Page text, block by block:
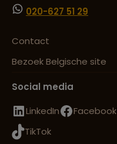
020-627 51 29
Contact
Bezoek Belgische site
Social media
LinkedIn
Facebook
TikTok